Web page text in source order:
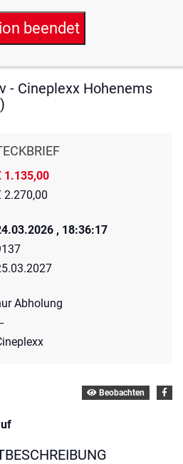
beendet
- Cineplexx Hohenems
1.135,00
2.270,00
, 18:36:17
Abholung
Beobachten